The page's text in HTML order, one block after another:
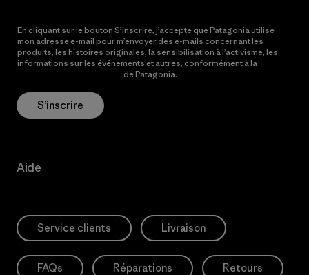
En cliquant sur le bouton S’inscrire, j’accepte que Patagonia utilise
mon adresse e-mail pour m’envoyer des e-mails concernant les
produits, les histoires originales, la sensibilisation à l’activisme, les
informations sur les événements et autres, conformément à la
de Patagonia.
S’inscrire
Aide
Service clients Livraison
FAQs Réparations Retours